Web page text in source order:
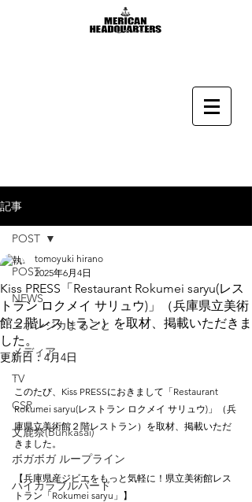
記事
POST
NEWS
ニホンジカまるごと
メディア
TV
CSR
文鹿祭(Bunkasai)
ボガボガ ループライン
ハイカラブルバード
POST
Kiss PRESS「Restaurant Rokumei saryu(レス
トラン ロクメイ サリュウ)」（兵庫県立美術
館２階レストラン）を取材、掲載いただきま
した。
tomoyuki hirano
2025年6月4日
更新日： 4月4日
.
このたび、Kiss PRESSにおきまして「Restaurant
Rokumei saryu(レストラン ロクメイ サリュウ)」（兵
庫県立美術館２階レストラン）を取材、掲載いただ
きました。
.
【兵庫県産ジビエをもっと気軽に！県立美術館レス
トラン「Rokumei saryu」】